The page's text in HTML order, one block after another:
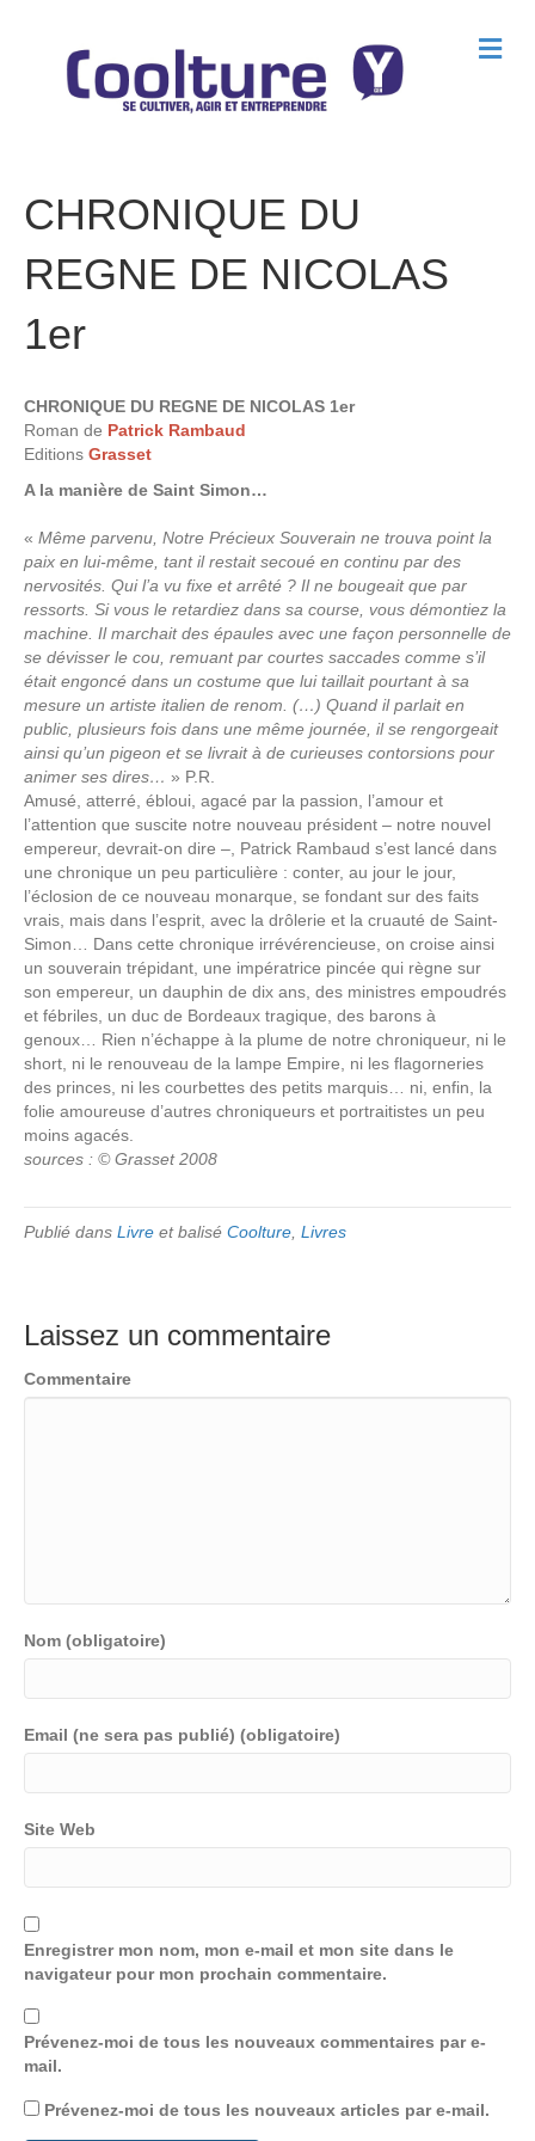
M
e
CHRONIQUE DU
REGNE DE NICOLAS
1er
CHRONIQUE DU REGNE DE NICOLAS 1er
Roman de Patrick Rambaud
Editions Grasset
A la manière de Saint Simon…
« Même parvenu, Notre Précieux Souverain ne trouva point la
paix en lui-même, tant il restait secoué en continu par des
nervosités. Qui l’a vu fixe et arrêté ? Il ne bougeait que par
ressorts. Si vous le retardiez dans sa course, vous démontiez la
machine. Il marchait des épaules avec une façon personnelle de
se dévisser le cou, remuant par courtes saccades comme s’il
était engoncé dans un costume que lui taillait pourtant à sa
mesure un artiste italien de renom. (…) Quand il parlait en
public, plusieurs fois dans une même journée, il se rengorgeait
ainsi qu’un pigeon et se livrait à de curieuses contorsions pour
animer ses dires… » P.R.
Amusé, atterré, ébloui, agacé par la passion, l’amour et
l’attention que suscite notre nouveau président – notre nouvel
empereur, devrait-on dire –, Patrick Rambaud s’est lancé dans
une chronique un peu particulière : conter, au jour le jour,
l’éclosion de ce nouveau monarque, se fondant sur des faits
vrais, mais dans l’esprit, avec la drôlerie et la cruauté de Saint-
Simon… Dans cette chronique irrévérencieuse, on croise ainsi
un souverain trépidant, une impératrice pincée qui règne sur
son empereur, un dauphin de dix ans, des ministres empoudrés
et fébriles, un duc de Bordeaux tragique, des barons à
genoux… Rien n’échappe à la plume de notre chroniqueur, ni le
short, ni le renouveau de la lampe Empire, ni les flagorneries
des princes, ni les courbettes des petits marquis… ni, enfin, la
folie amoureuse d’autres chroniqueurs et portraitistes un peu
moins agacés.
sources : © Grasset 2008
Publié dans Livre et balisé Coolture Livres
Laissez un commentaire
Commentaire
Nom (obligatoire)
Email (ne sera pas publié) (obligatoire)
Site Web
Enregistrer mon nom, mon e-mail et mon site dans le
navigateur pour mon prochain commentaire.
Prévenez-moi de tous les nouveaux commentaires par e-
mail.
Prévenez-moi de tous les nouveaux articles par e-mail.